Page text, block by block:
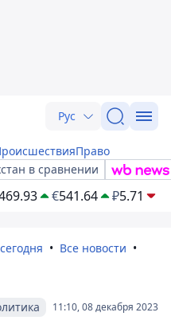
Рус
Право
в сравнении
€541.64 ₽5.71
Все новости
11:10, 08 декабря 2023